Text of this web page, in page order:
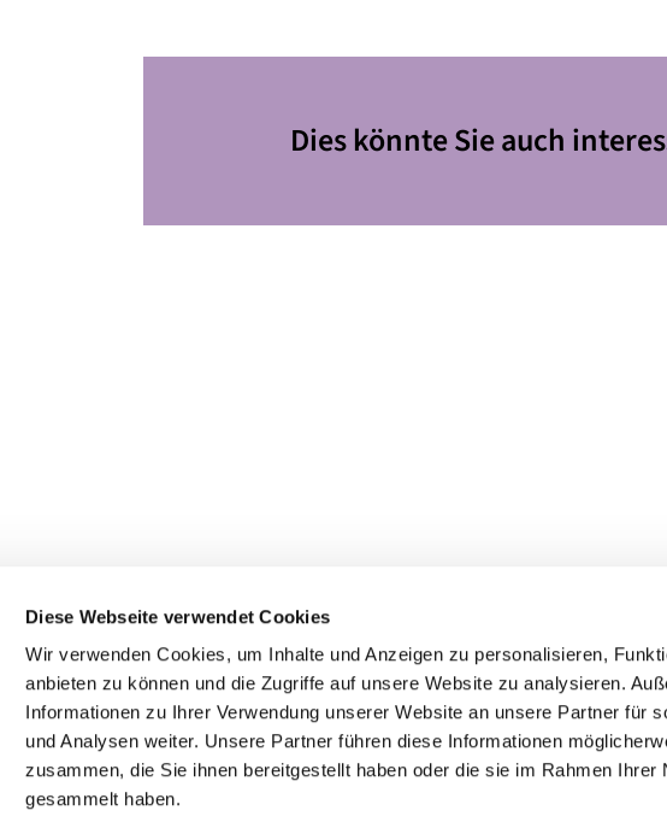
Diese Webseite verwendet Cookies
Wir verwenden Cookies, um Inhalte und Anzeigen zu personalisieren,
anbieten zu können und die Zugriffe auf unsere Website zu analysieren.
Informationen zu Ihrer Verwendung unserer Website an unsere Partner für
und Analysen weiter. Unsere Partner führen diese Informationen
zusammen, die Sie ihnen bereitgestellt haben oder die sie im Rahmen Ihrer
gesammelt haben.
Dies könnte Sie auch
Startseite